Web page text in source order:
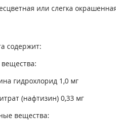
или слегка
содержит:
гидрохлорид 1,0 мг
(нафтизин) 0,33 мг
вещества: